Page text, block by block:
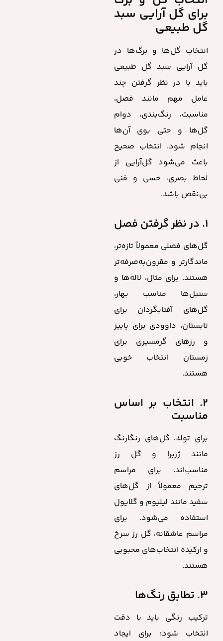
برای گل آرایی سبد
گل طبیعی
انتخاب گل‌ها و برگ‌ها در
گل آرایی سبد گل طبیعی
باید با در نظر گرفتن چند
عامل مهم مانند فصل،
مناسبت، رنگ‌بندی، دوام
گل‌ها و حتی بوی آن‌ها
انجام شود. انتخاب صحیح
باعث می‌شود گل‌آرایی از
لحاظ بصری، حسی و فنی
بی‌نقص باشد.
۱. در نظر گرفتن فصل
گل‌های فصلی معمولاً تازه‌تر،
ماندگارتر و مقرون‌به‌صرفه‌تر
هستند. برای مثال، لاله‌ها و
سنبل‌ها مناسب بهار،
گل‌های آفتابگردان برای
تابستان، داوودی برای پاییز
و رزهای گرمسیری برای
زمستان انتخاب خوبی
هستند.
۲. انتخاب بر اساس
مناسبت
برای تولد، گل‌های رنگارنگ
مانند ژربرا و گل رز
مناسب‌اند. برای مراسم
ترحیم معمولاً از گل‌های
سفید مانند لیلیوم و گلایول
استفاده می‌شود. برای
مراسم عاشقانه، گل رز سرخ
و ارکیده انتخاب‌های محبوبی
هستند.
۳. تطابق رنگ‌ها
ترکیب رنگی باید با دقت
انتخاب شود؛ برای ایجاد